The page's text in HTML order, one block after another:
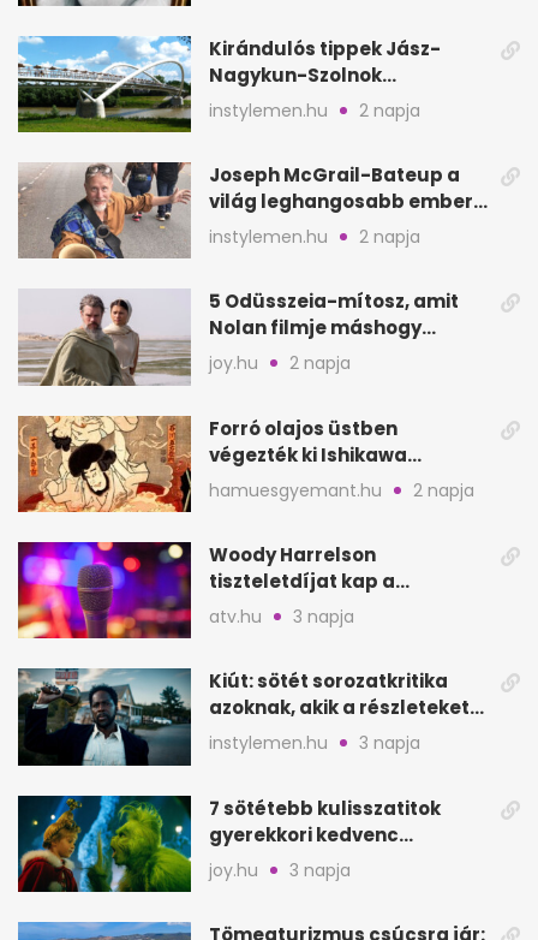
Kirándulós tippek Jász-
Nagykun-Szolnok
megyében: 6 kihagyhatatlan
hely
instylemen.hu 2 napja
Joseph McGrail-Bateup a
világ leghangosabb embere
lett Ausztráliából
instylemen.hu 2 napja
5 Odüsszeia-mítosz, amit
Nolan filmje máshogy
mutat, mint Homérosz
joy.hu 2 napja
Forró olajos üstben
végezték ki Ishikawa
Goemont, Japán Robin
Hoodját
hamuesgyemant.hu 2 napja
Woody Harrelson
tiszteletdíjat kap a
Szarajevói Filmfesztiválon
atv.hu 3 napja
Kiút: sötét sorozatkritika
azoknak, akik a részleteket
keresik
instylemen.hu 3 napja
7 sötétebb kulisszatitok
gyerekkori kedvenc
filmjeinkről a Joy szerint
joy.hu 3 napja
Tömegturizmus csúcsra jár: